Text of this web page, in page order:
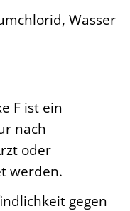
Wasser
F ist ein
nach
oder
werden.
gegen